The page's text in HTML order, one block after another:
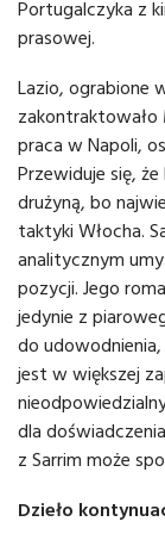
Portugalczyka z
prasowej.
Lazio, ograbione
zakontraktowało
praca w Napoli,
Przewiduje się,
drużyną, bo
taktyki Włocha.
analitycznym
pozycji. Jego
jedynie z
do
jest w większej
dla
z Sarrim może
Dzieło